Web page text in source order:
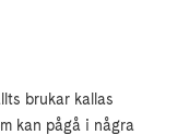
brukar kallas
kan pågå i några